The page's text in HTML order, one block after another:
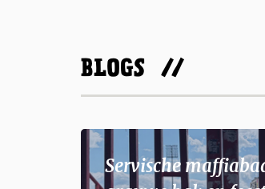
BLOGS
Servische